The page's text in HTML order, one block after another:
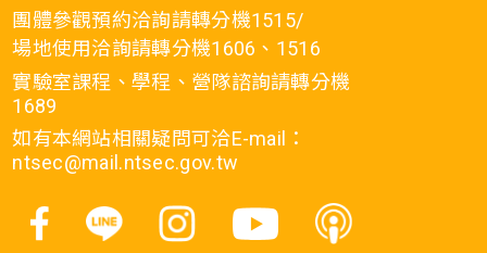
團體參觀預約洽詢請轉分機1515/
場地使用洽詢請轉分機1606、1516
實驗室課程、學程、營隊諮詢請轉分機
1689
如有本網站相關疑問可洽E-mail：
ntsec@mail.ntsec.gov.tw